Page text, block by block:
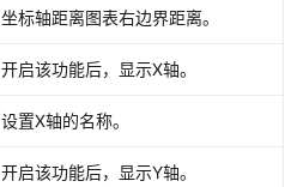
坐标轴距离图表右边界距离。
开启该功能后，显示X轴。
设置X轴的名称。
开启该功能后，显示Y轴。